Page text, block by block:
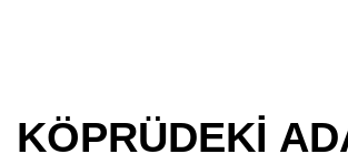
KÖPRÜDEKİ